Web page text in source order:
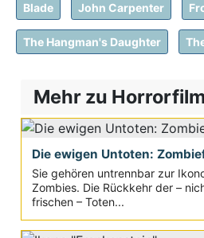
Blade John Carpenter
The Hangman's Daughter
Mehr zu
Die ewigen Untoten:
Sie gehören untrennbar zur
Zombies. Die Rückkehr der –
frischen – Toten...